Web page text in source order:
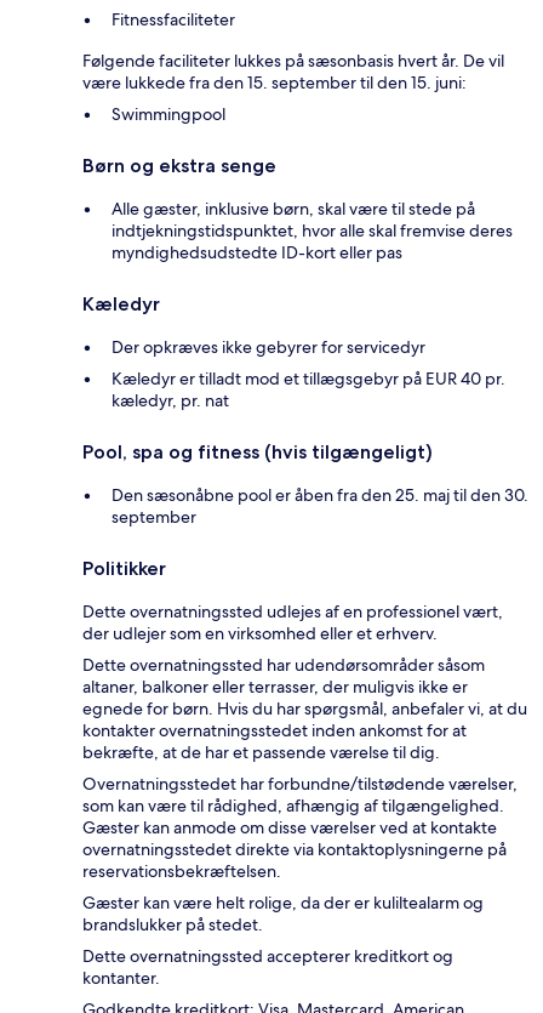
Fitnessfaciliteter
Følgende faciliteter lukkes på sæsonbasis hvert år. De vil
være lukkede fra den 15. september til den 15. juni:
Swimmingpool
Børn og ekstra senge
Alle gæster, inklusive børn, skal være til stede på
indtjekningstidspunktet, hvor alle skal fremvise deres
myndighedsudstedte ID-kort eller pas
Kæledyr
Der opkræves ikke gebyrer for servicedyr
Kæledyr er tilladt mod et tillægsgebyr på EUR 40 pr.
kæledyr, pr. nat
Pool, spa og fitness (hvis tilgængeligt)
Den sæsonåbne pool er åben fra den 25. maj til den 30.
september
Politikker
Dette overnatningssted udlejes af en professionel vært,
der udlejer som en virksomhed eller et erhverv.
Dette overnatningssted har udendørsområder såsom
altaner, balkoner eller terrasser, der muligvis ikke er
egnede for børn. Hvis du har spørgsmål, anbefaler vi, at du
kontakter overnatningsstedet inden ankomst for at
bekræfte, at de har et passende værelse til dig.
Overnatningsstedet har forbundne/tilstødende værelser,
som kan være til rådighed, afhængig af tilgængelighed.
Gæster kan anmode om disse værelser ved at kontakte
overnatningsstedet direkte via kontaktoplysningerne på
reservationsbekræftelsen.
Gæster kan være helt rolige, da der er kuliltealarm og
brandslukker på stedet.
Dette overnatningssted accepterer kreditkort og
kontanter.